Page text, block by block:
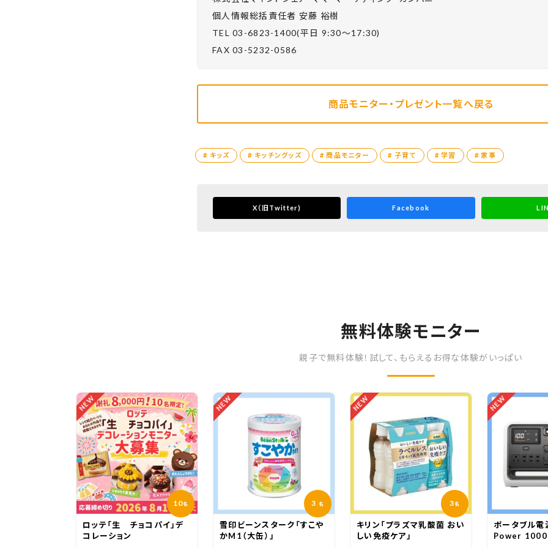
個⼈情報総括責任者 安藤 裕樹
TEL 03-6823-1400(平⽇ 9:30〜17:30)
FAX 03-5232-0586
商品モニター・プレゼント一覧へ戻る
# キッズ # キッチングッズ # 商品モニター # 子育て # 学習 # 家事
X （旧Twitter) Facebook
無料体験モニター
親子で無料体験！試して、もらえるお得な体験がいっぱい
NEW
10名
ロッテ「生 チョコパイ」デ
コレーション
NEW
3 名
雪印ビーンスターク「すこや
かM1（大缶）」
NEW
3名
キリン「プラズマ乳酸菌 おい
しい免疫ケア」
NEW
ポータブル電
Power